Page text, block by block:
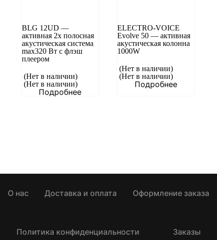
BLG 12UD —
активная 2x полосная
акустическая система
max320 Вт с флэш
плеером
(Нет в наличии)
(Нет в наличии)
Подробнее
ELECTRO-VOICE
Evolve 50 — активная
акустическая колонна
1000W
(Нет в наличии)
(Нет в наличии)
Подробнее
О нас Доставка и оплата Оформление заказа
Политика конфиденциальности Заказы